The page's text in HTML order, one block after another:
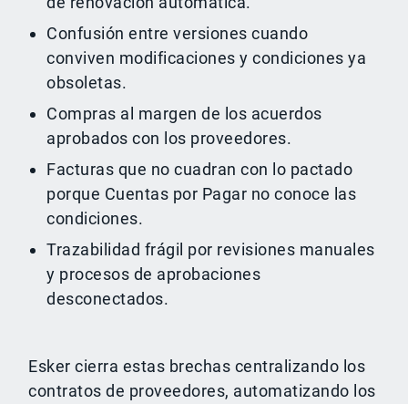
Confusión entre versiones cuando
conviven modificaciones y condiciones ya
obsoletas.
Compras al margen de los acuerdos
aprobados con los proveedores.
Facturas que no cuadran con lo pactado
porque Cuentas por Pagar no conoce las
condiciones.
Trazabilidad frágil por revisiones manuales
y procesos de aprobaciones
desconectados.
Esker cierra estas brechas centralizando los
contratos de proveedores, automatizando los